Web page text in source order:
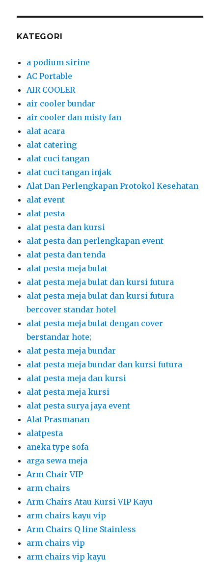
KATEGORI
a podium sirine
AC Portable
AIR COOLER
air cooler bundar
air cooler dan misty fan
alat acara
alat catering
alat cuci tangan
alat cuci tangan injak
Alat Dan Perlengkapan Protokol Kesehatan
alat event
alat pesta
alat pesta dan kursi
alat pesta dan perlengkapan event
alat pesta dan tenda
alat pesta meja bulat
alat pesta meja bulat dan kursi futura
alat pesta meja bulat dan kursi futura
bercover standar hotel
alat pesta meja bulat dengan cover
berstandar hote;
alat pesta meja bundar
alat pesta meja bundar dan kursi futura
alat pesta meja dan kursi
alat pesta meja kursi
alat pesta surya jaya event
Alat Prasmanan
alatpesta
aneka type sofa
arga sewa meja
Arm Chair VIP
arm chairs
Arm Chairs Atau Kursi VIP Kayu
arm chairs kayu vip
Arm Chairs Q line Stainless
arm chairs vip
arm chairs vip kayu